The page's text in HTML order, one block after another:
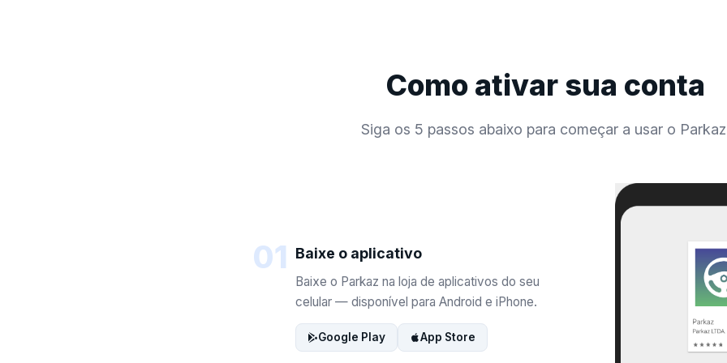
Como ativar sua conta
Siga os 5 passos abaixo para começar a usar o
01 Baixe o aplicativo
Baixe o Parkaz na loja de aplicativos do seu
celular — disponível para Android e iPhone.
Google Play App Store